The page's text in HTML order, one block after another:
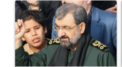
Un artículo de tendencia con el